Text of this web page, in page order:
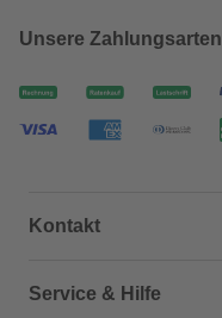
Unsere Zahlungsarten
Kontakt
Dein Kontakt zu uns
Service & Hilfe